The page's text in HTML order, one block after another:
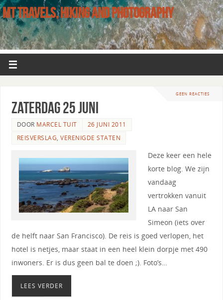
MT TRAVELS, HIKING AND PHOTOGRAPHY
GEEN REACTIES
Zaterdag 25 juni
DOOR MARCEL TUIT
26 JUNI 2011
REISVERSLAG,VERENIGDE STATEN
Deze keer een hele
korte blog. We zijn
vandaag
vertrokken vanuit
LA naar San
Simeon (iets over
de helft naar San Francisco). De reis is goed verlopen, het
hotel is netjes, maar staat in een heel klein dorpje met 490
inwoners. Er is dus geen bal te doen ;). Foto’s…
LEES VERDER